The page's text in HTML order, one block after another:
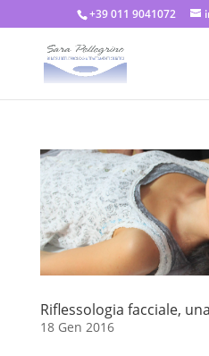
+39 011 9041072
Riflessologia facciale,
18 Gen 2016